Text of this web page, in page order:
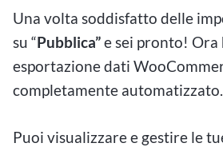
Una volta soddisfatto delle
su “Pubblica”e sei pronto! Ora
esportazione dati
completamente automatizzato.
Puoi visualizzare e gestire le